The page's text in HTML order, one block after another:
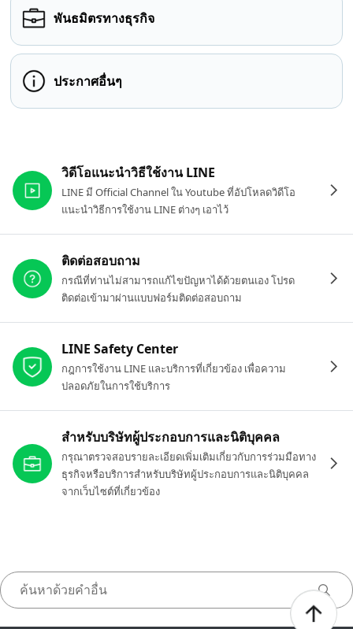
พันธมิตรทางธุรกิจ
ประกาศอื่นๆ
วิดีโอแนะนำวิธีใช้งาน LINE
LINE มี Official Channel ใน Youtube ที่อัปโหลดวิดีโอ
แนะนำวิธีการใช้งาน LINE ต่างๆ เอาไว้
ติดต่อสอบถาม
กรณีที่ท่านไม่สามารถแก้ไขปัญหาได้ด้วยตนเอง โปรด
ติดต่อเข้ามาผ่านแบบฟอร์มติดต่อสอบถาม
LINE Safety Center
กฎการใช้งาน LINE และบริการที่เกี่ยวข้อง เพื่อความ
ปลอดภัยในการใช้บริการ
สำหรับบริษัทผู้ประกอบการและนิติบุคคล
กรุณาตรวจสอบรายละเอียดเพิ่มเติมเกี่ยวกับการร่วมมือทาง
ธุรกิจหรือบริการสำหรับบริษัทผู้ประกอบการและนิติบุคคล
จากเว็บไซต์ที่เกี่ยวข้อง